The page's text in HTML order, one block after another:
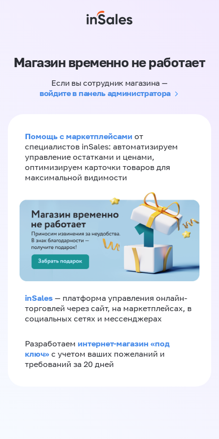
Магазин временно не работает
Если вы сотрудник магазина —
войдите в панель администратора
Помощь с маркетплейсами от
специалистов inSales: автоматизируем
управление остатками и ценами,
оптимизируем карточки товаров для
максимальной видимости
inSales — платформа управления онлайн-
торговлей через сайт, на маркетплейсах, в
социальных сетях и мессенджерах
Разработаем интернет-магазин «‎под
ключ»‎ с учетом ваших пожеланий и
требований за 20 дней